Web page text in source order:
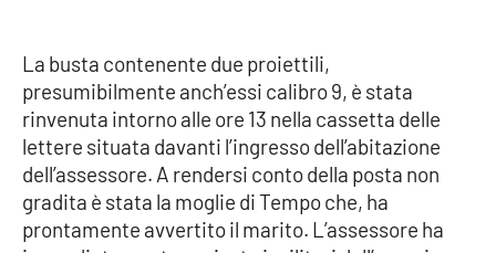
Cronaca
Cultura
Economia e Lavoro
Politica
La busta contenente due proiettili,
presumibilmente anch’essi calibro 9, è stata
rinvenuta intorno alle ore 13 nella cassetta delle
lettere situata davanti l’ingresso dell’abitazione
dell’assessore. A rendersi conto della posta non
gradita è stata la moglie di Tempo che, ha
prontamente avvertito il marito. L’assessore ha